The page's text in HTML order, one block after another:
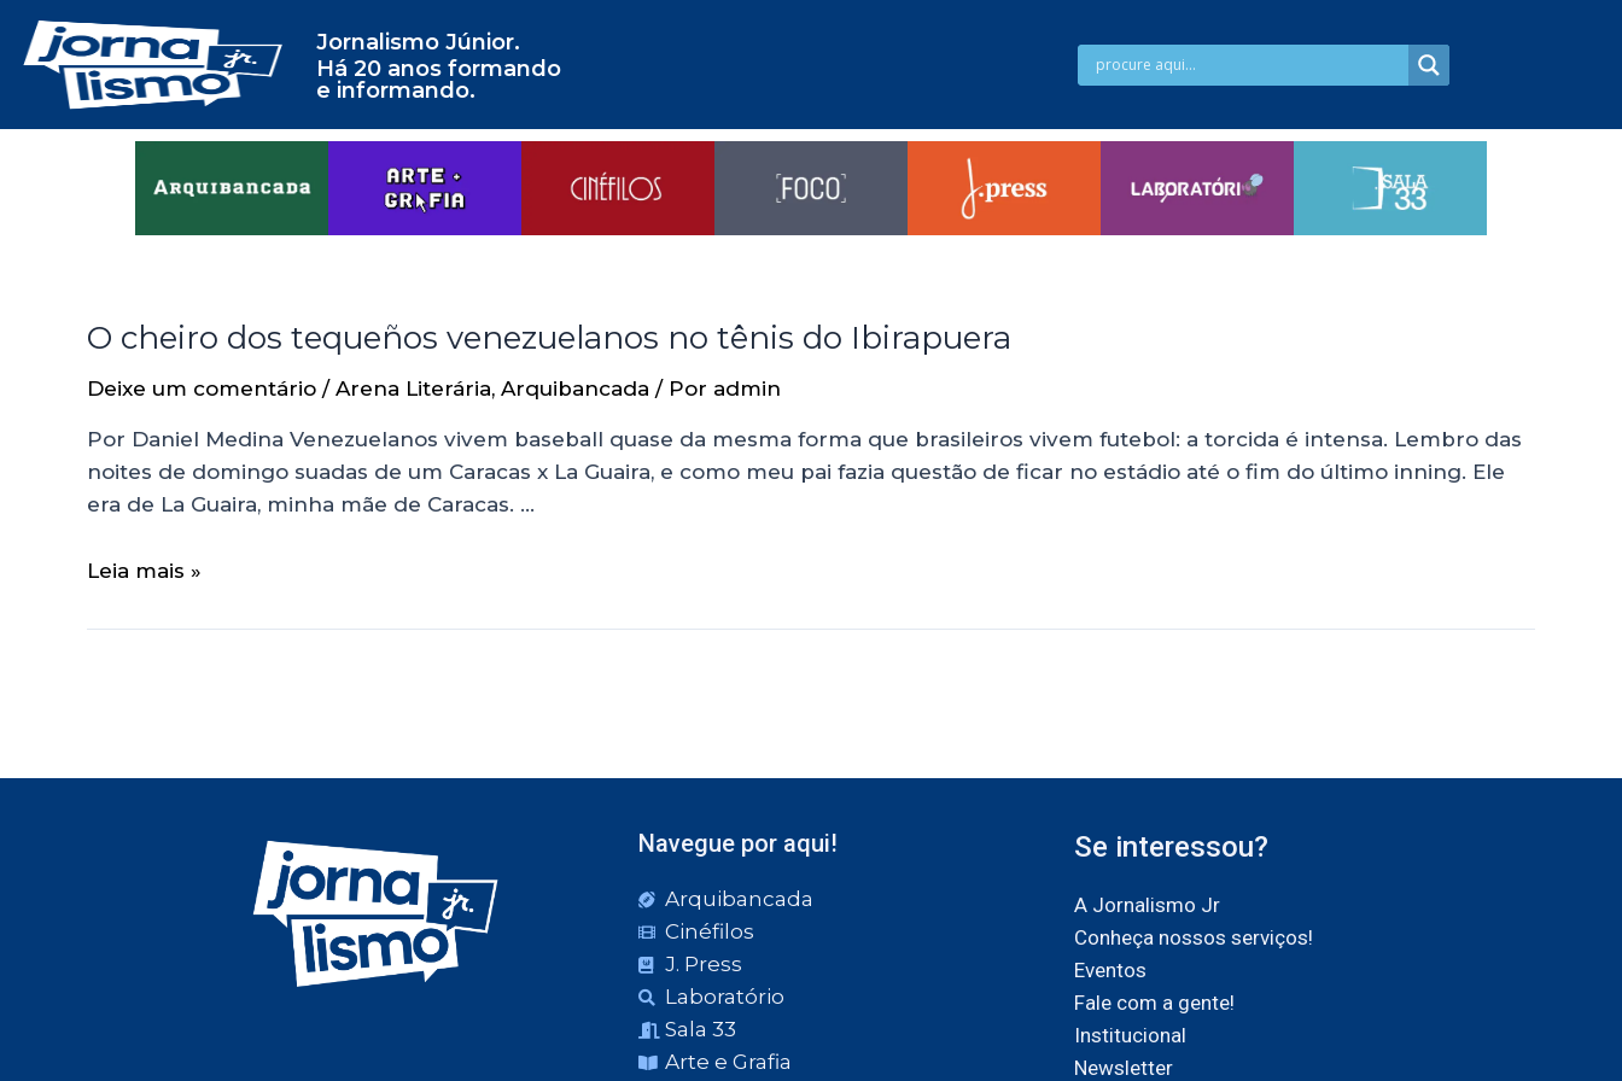
Jornalismo Júnior.
Há 20 anos formando
e informando.
O cheiro dos tequeños venezuelanos no tênis do Ibirapuera
Deixe um comentário / Arena Literária, Arquibancada / Por admin
Por Daniel Medina Venezuelanos vivem baseball quase da mesma forma que brasileiros vivem futebol: a torcida é intensa. Lembro das
noites de domingo suadas de um Caracas x La Guaira, e como meu pai fazia questão de ficar no estádio até o fim do último inning. Ele
era de La Guaira, minha mãe de Caracas. …
Leia mais »
Navegue por aqui!
Arquibancada
Cinéfilos
J. Press
Laboratório
Sala 33
Arte e Grafia
Se interessou?
A Jornalismo Jr
Conheça nossos serviços!
Eventos
Fale com a gente!
Institucional
Newsletter